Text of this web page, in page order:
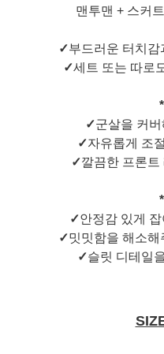
맨투맨 + 스커
✓부드러운 터치감
✓세트 또는 따로
✓군살을 커
✓자유롭게 조
✓깔끔한 프론트
✓안정감 있게
✓밋밋함을 해소해
✓슬릿 디테일